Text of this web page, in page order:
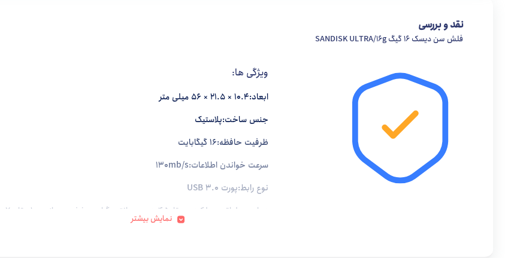
نقد و بررسی
فلش سن دیسک 16 گیگ SANDISK ULTRA/16g
ویژگی ها:
ابعاد:10.4 × 21.5 × 56 میلی متر
جنس ساخت:پلاستیک
ظرفیت حافظه:16 گیگابایت
سرعت خواندن اطلاعات:130mb/s
نوع رابط:پورت USB 3.0
نمایش بیشتر